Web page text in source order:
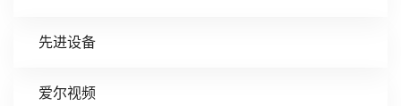
先进设备
爱尔视频